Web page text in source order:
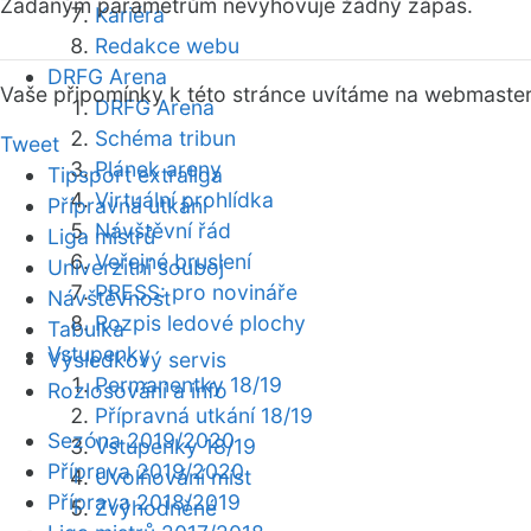
Kariéra
Redakce webu
DRFG Arena
DRFG Arena
Schéma tribun
Plánek areny
Virtuální prohlídka
Návštěvní řád
Veřejné bruslení
PRESS: pro novináře
Rozpis ledové plochy
Vstupenky
Permanentky 18/19
Přípravná utkání 18/19
Vstupenky 18/19
Uvolňování míst
Zvýhodněné
Zadaným parametrům nevyhovuje žádný zápas.
Vaše připomínky k této stránce uvítáme na webmaster
Tweet
Tipsport extraliga
Přípravná utkání
Liga mistrů
Univerzitní souboj
Návštěvnost
Tabulka
Výsledkový servis
Rozlosování a info
Sezóna 2019/2020
Příprava 2019/2020
Příprava 2018/2019